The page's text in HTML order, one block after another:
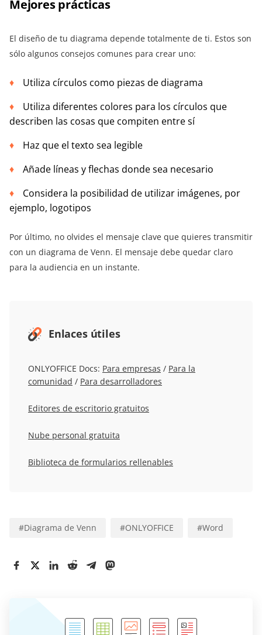
Mejores prácticas
El diseño de tu diagrama depende totalmente de ti. Estos son
sólo algunos consejos comunes para crear uno:
Utiliza círculos como piezas de diagrama
Utiliza diferentes colores para los círculos que
describen las cosas que compiten entre sí
Haz que el texto sea legible
Añade líneas y flechas donde sea necesario
Considera la posibilidad de utilizar imágenes, por
ejemplo, logotipos
Por último, no olvides el mensaje clave que quieres transmitir
con un diagrama de Venn. El mensaje debe quedar claro
para la audiencia en un instante.
Enlaces útiles
ONLYOFFICE Docs: Para empresas / Para la
comunidad / Para desarrolladores
Editores de escritorio gratuitos
Nube personal gratuita
Biblioteca de formularios rellenables
#Diagrama de Venn #ONLYOFFICE #Word